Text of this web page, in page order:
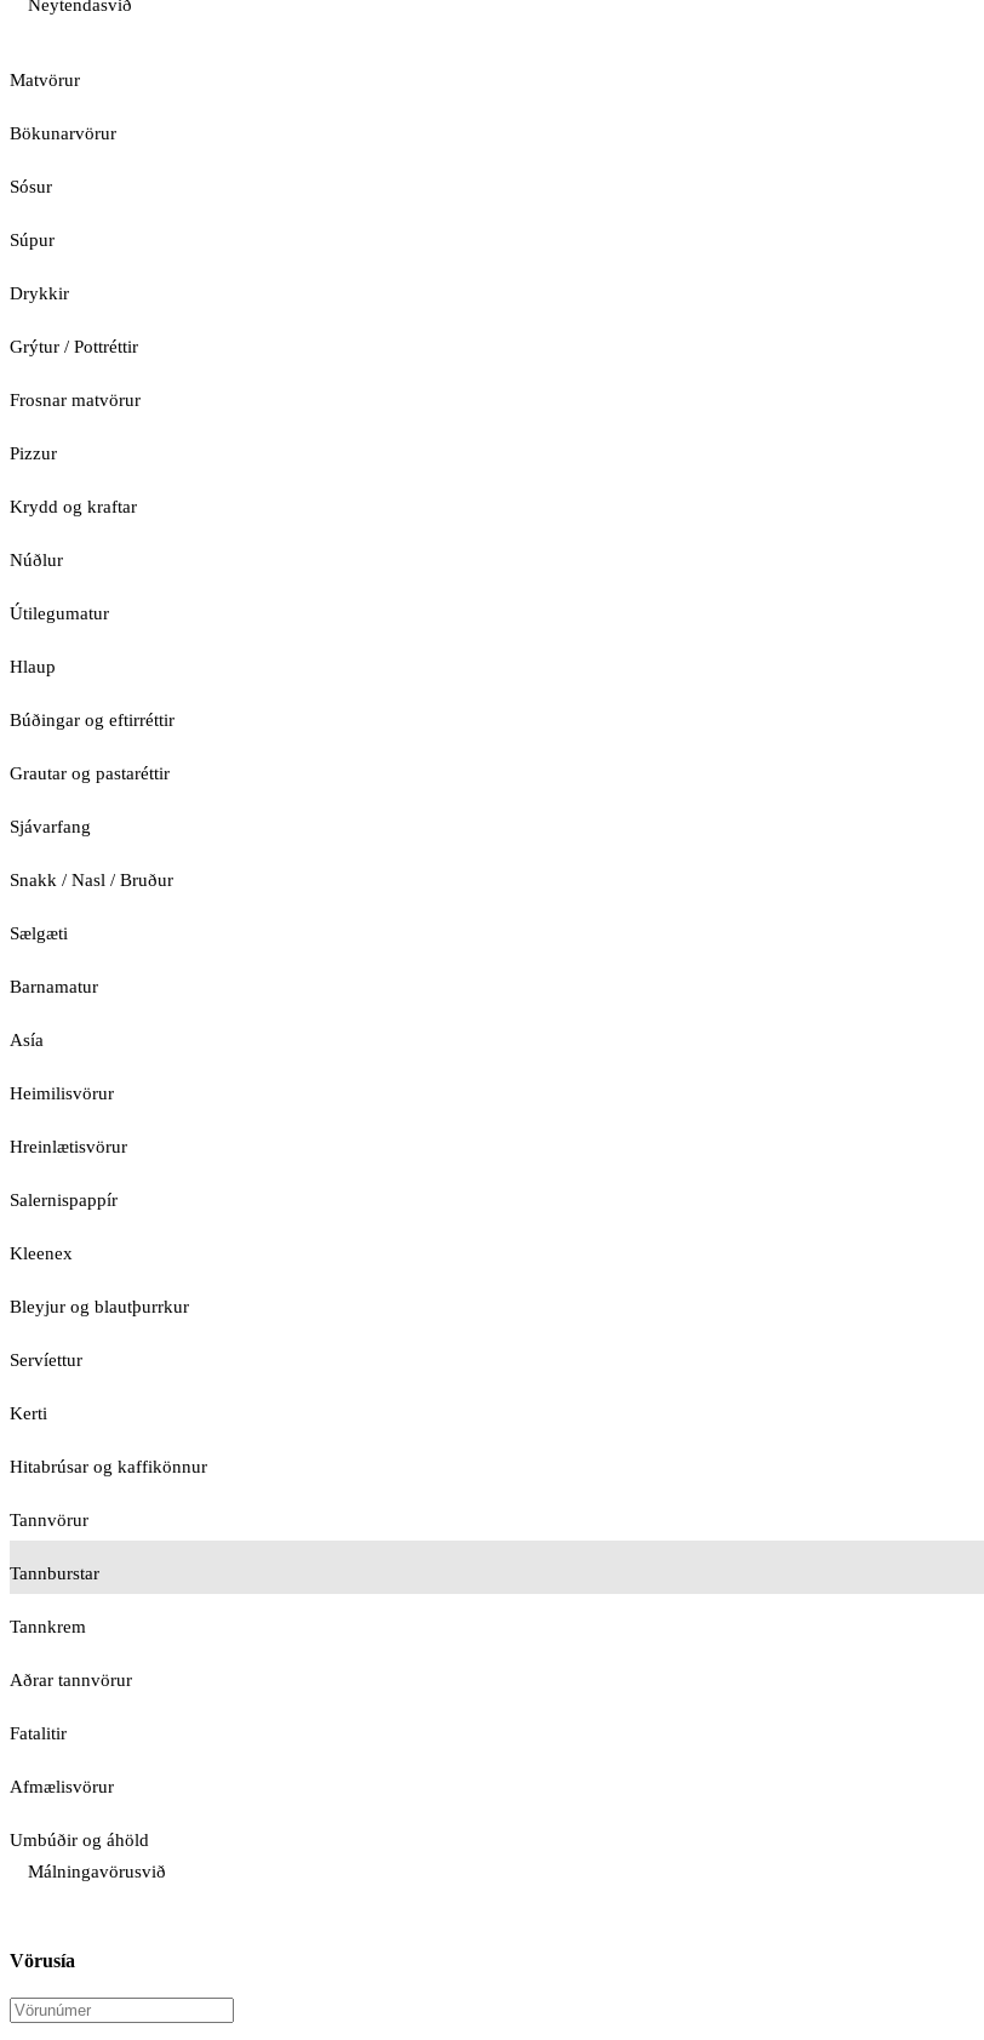
Neytendasvið
Matvörur
Bökunarvörur
Sósur
Súpur
Drykkir
Grýtur / Pottréttir
Frosnar matvörur
Pizzur
Krydd og kraftar
Núðlur
Útilegumatur
Hlaup
Búðingar og eftirréttir
Grautar og pastaréttir
Sjávarfang
Snakk / Nasl / Bruður
Sælgæti
Barnamatur
Asía
Heimilisvörur
Hreinlætisvörur
Salernispappír
Kleenex
Bleyjur og blautþurrkur
Servíettur
Kerti
Hitabrúsar og kaffikönnur
Tannvörur
Tannburstar
Tannkrem
Aðrar tannvörur
Fatalitir
Afmælisvörur
Umbúðir og áhöld
Málningavörusvið
Vörusía